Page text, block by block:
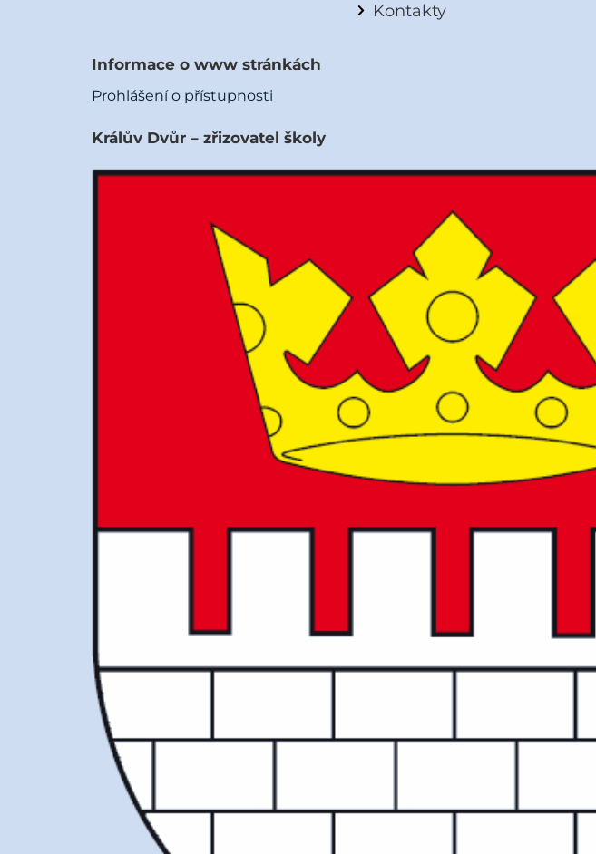
Kontakty
Informace o www stránkách
Prohlášení o přístupnosti
Králův Dvůr – zřizovatel školy